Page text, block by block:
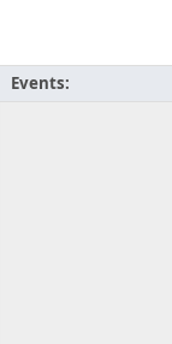
Events: